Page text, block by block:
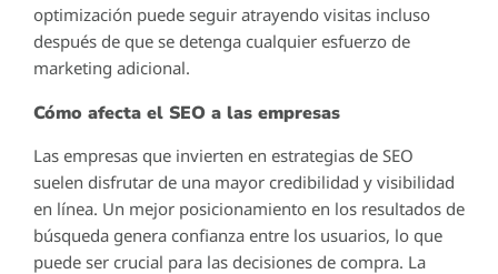
optimización puede seguir atrayendo visitas incluso
después de que se detenga cualquier esfuerzo de
marketing adicional.
Cómo afecta el SEO a las empresas
Las empresas que invierten en estrategias de SEO
suelen disfrutar de una mayor credibilidad y visibilidad
en línea. Un mejor posicionamiento en los resultados de
búsqueda genera confianza entre los usuarios, lo que
puede ser crucial para las decisiones de compra. La